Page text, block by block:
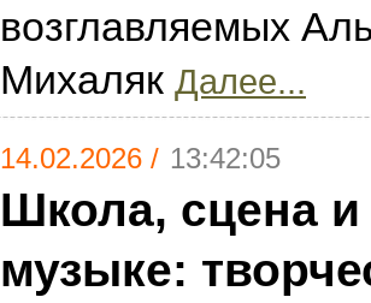
возглавляемых
Михаляк Далее...
14.02.2026 / 13:42:05
Школа, сцена
музыке: